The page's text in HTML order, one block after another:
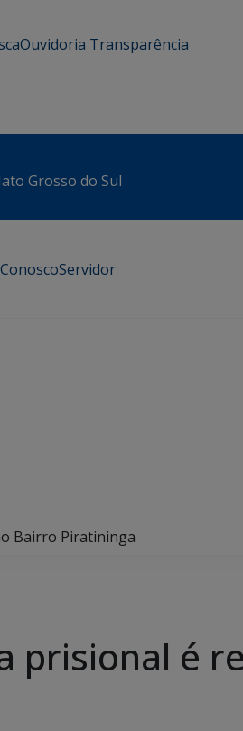
Ouvidoria Transparência
Grosso do Sul
Servidor
Bairro Piratininga
prisional é